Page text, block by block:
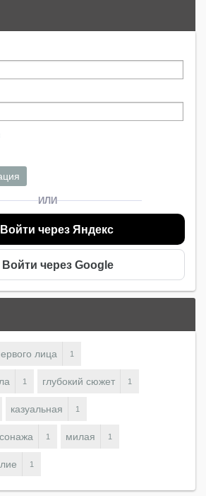
ИЛИ
Войти через Яндекс
Войти через Google
лица 1
1 глубокий сюжет 1
казуальная 1
1 милая 1
1